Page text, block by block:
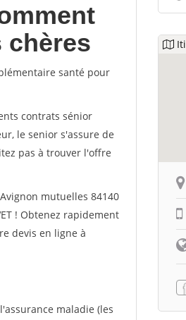
chères
santé pour
contrats sénior
le senior s'assure de
pas à trouver l'offre
mutuelles 84140
! Obtenez rapidement
devis en ligne à
maladie (les